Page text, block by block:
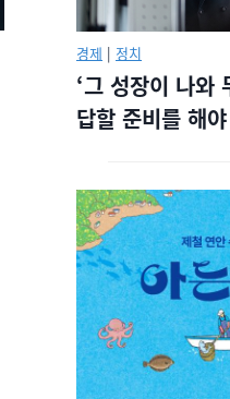
경제 | 정치
‘그 성장이 나와
답할 준비를 해